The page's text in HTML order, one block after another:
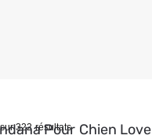
Pour Chien Love
322 résultats